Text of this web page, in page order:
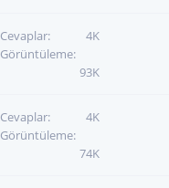
Cevaplar
4K
Görüntüleme
93K
Cevaplar
4K
Görüntüleme
74K